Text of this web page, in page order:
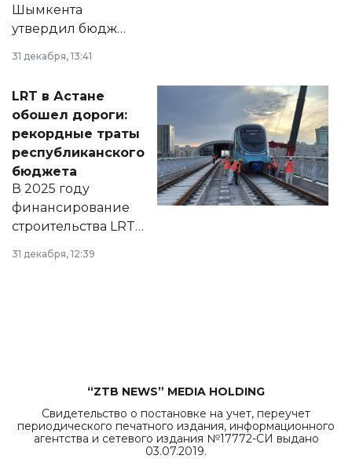
Шымкента
утвердил бюджет
города на 2026–
2028 годы.
документ
появился в базе
нормативных
правовых актов и
на сайте маслихат
города.
31 декабря, 13:41
LRT в Астане
обошел дороги:
рекордные траты
республиканского
бюджета
В 2025 году
финансирование
строительства LRT
в Астане из
республиканского
31 декабря, 12:39
“ZTB NEWS” MEDIA HOLDING
Свидетельство о постановке на учет, переучет
периодического печатного издания, информационного
агентства и сетевого издания №17772-СИ выдано
03.07.2019.